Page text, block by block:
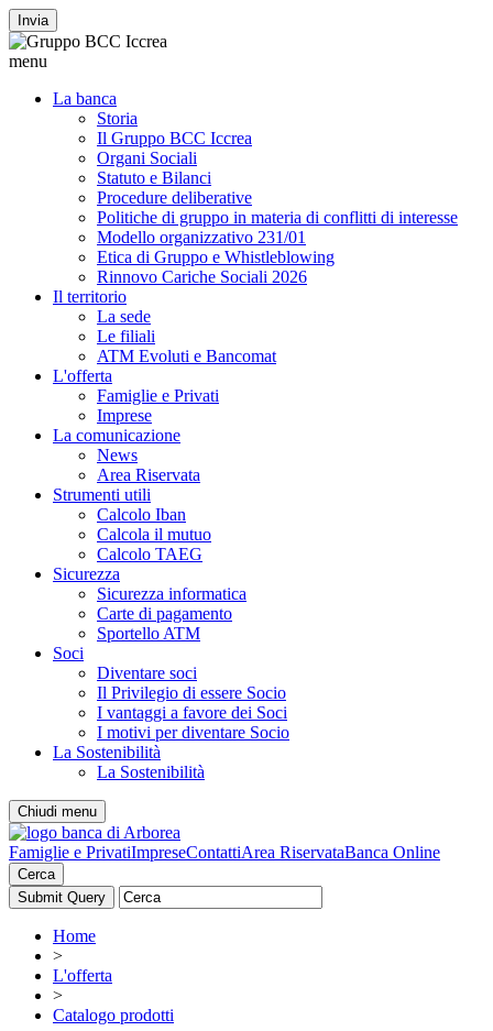
Invia
menu
La banca
Storia
Il Gruppo BCC Iccrea
Organi Sociali
Statuto e Bilanci
Procedure deliberative
Politiche di gruppo in materia di conflitti di interesse
Modello organizzativo 231/01
Etica di Gruppo e Whistleblowing
Rinnovo Cariche Sociali 2026
Il territorio
La sede
Le filiali
ATM Evoluti e Bancomat
L'offerta
Famiglie e Privati
Imprese
La comunicazione
News
Area Riservata
Strumenti utili
Calcolo Iban
Calcola il mutuo
Calcolo TAEG
Sicurezza
Sicurezza informatica
Carte di pagamento
Sportello ATM
Soci
Diventare soci
Il Privilegio di essere Socio
I vantaggi a favore dei Soci
I motivi per diventare Socio
La Sostenibilità
La Sostenibilità
Chiudi menu
Famiglie e PrivatiImpreseContattiArea RiservataBanca Online
Cerca
Home
>
L'offerta
>
Catalogo prodotti